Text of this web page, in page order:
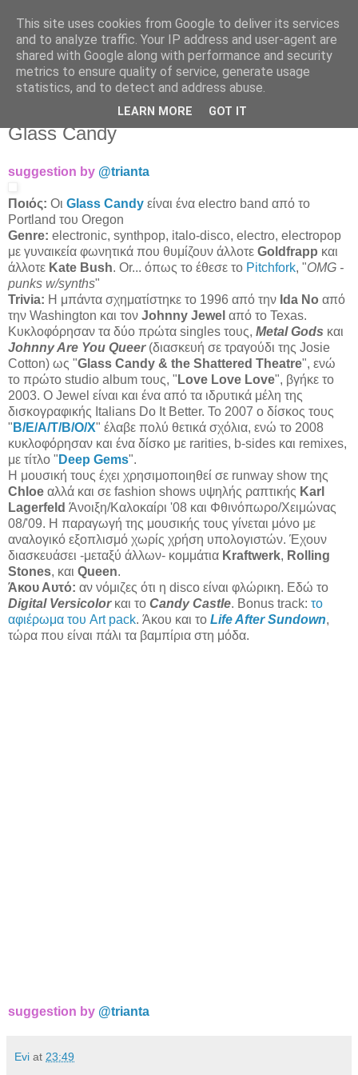
Άκου αυτό ♫
I listen to bands that don't even exist yet.
Glass Candy
suggestion by @trianta
Ποιός: Οι Glass Candy είναι ένα electro band από το
Portland του Oregon
Genre: electronic, synthpop, italo-disco, electro, electropop
με γυναικεία φωνητικά που θυμίζουν άλλοτε Goldfrapp και
άλλοτε Kate Bush. Or... όπως το έθεσε το Pitchfork, "ΟΜG -
punks w/synths"
Trivia: Η μπάντα σχηματίστηκε το 1996 από την Ida No από
την Washington και τον Johnny Jewel από το Texas.
Κυκλοφόρησαν τα δύο πρώτα singles τους, Metal Gods και
Johnny Are You Queer(διασκευή σε τραγούδι της Josie
Cotton) ως "Glass Candy & the Shattered Theatre", ενώ
το πρώτο studio album τους, " Love Love Love", βγήκε το
2003. Ο Jewel είναι και ένα από τα ιδρυτικά μέλη της
δισκογραφικής Italians Do It Better. Το 2007 ο δίσκος τους
" B/E/A/T/B/O/X" έλαβε πολύ θετικά σχόλια, ενώ το 2008
κυκλοφόρησαν και ένα δίσκο με rarities, b-sides και remixes,
με τίτλο " Deep Gems".
Η μουσική τους έχει χρησιμοποιηθεί σε runway show της
Chloe αλλά και σε fashion shows υψηλής ραπτικής Karl
Lagerfeld Άνοιξη/Καλοκαίρι '08 και Φθινόπωρο/Χειμώνας
08/'09. H παραγωγή της μουσικής τους γίνεται μόνο με
αναλογικό εξοπλισμό χωρίς χρήση υπολογιστών. Έχουν
διασκευάσει -μεταξύ άλλων- κομμάτια Kraftwerk, Rolling
Stones, και Queen.
Άκου Αυτό: αν νόμιζες ότι η disco είναι φλώρικη. Εδώ το
Digital Versicolor και το Candy Castle. Bonus track: το
αφιέρωμα του Art pack. Άκου και το Life After Sundown,
τώρα που είναι πάλι τα βαμπίρια στη μόδα.
suggestion by @trianta
Evi at 23:49
This site uses cookies from Google to deliver its services
and to analyze traffic. Your IP address and user-agent are
shared with Google along with performance and security
metrics to ensure quality of service, generate usage
statistics, and to detect and address abuse.
LEARN MORE GOT IT